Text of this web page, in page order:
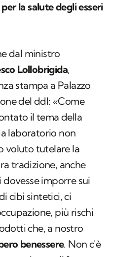
la salute degli esseri
dal ministro
Lollobrigida,
stampa a Palazzo
del ddl: «Come
il tema della
laboratorio non
voluto tutelare la
tradizione, anche
dovesse imporre sui
cibi sintetici, ci
più rischi
che, a nostro
benessere. Non c'è